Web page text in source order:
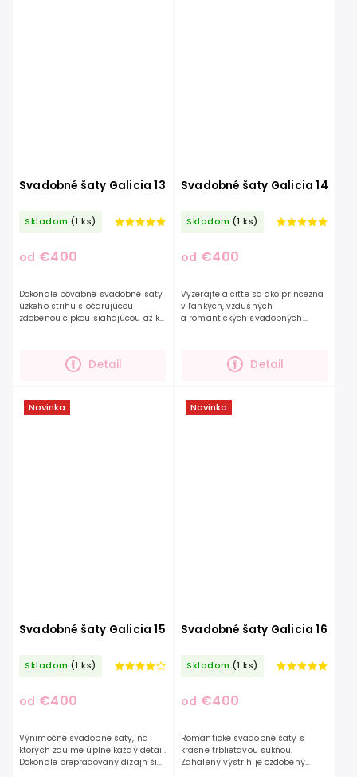
Svadobné šaty Galicia 13
Skladom (1 ks)
od €400
Detail
Dokonale pôvabné svadobné šaty
úzkeho strihu s očarujúcou
zdobenou čipkou siahajúcou až ku
tento model spĺňa...
Svadobné šaty Galicia 14
Skladom (1 ks)
od €400
Detail
Vyzerajte a cíťte sa ako princezná
v ľahkých, vzdušných
a romantických svadobných
Novinka
Svadobné šaty Galicia 15
Skladom (1 ks)
od €400
Výnimočné svadobné šaty, na
ktorých zaujme úplne každý detail.
Dokonale prepracovaný dizajn šiat
Novinka
Svadobné šaty Galicia 16
Skladom (1 ks)
od €400
Romantické svadobné šaty s
krásne trblietavou sukňou.
Zahalený výstrih je ozdobený